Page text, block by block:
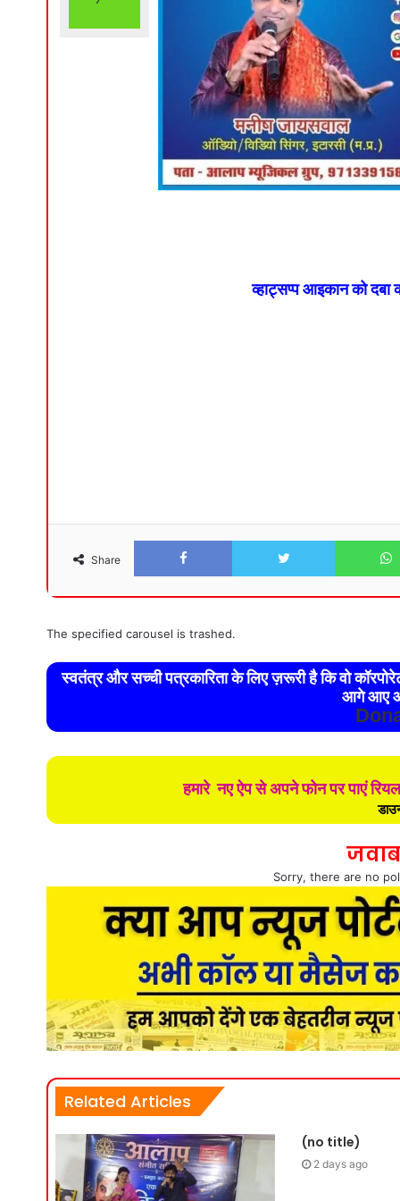
व्हाट्सप्प आइकान को
Share
Facebook Twitter
The specified carousel is trashed.
स्वतंत्र और सच्ची पत्रकारिता के लिए ज़रूरी है कि वो
आगे आए
हमारे नए ऐप से अपने फोन पर पाएं
Sorry, there are no
Related Articles
(no title)
2 days ago